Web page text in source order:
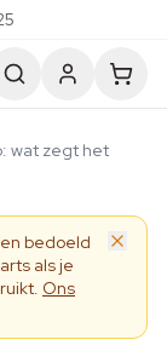
wat zegt het
bedoeld
als je
Ons